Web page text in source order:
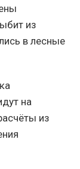
из
в лесные
на
из